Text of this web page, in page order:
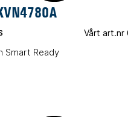
Vårt art.nr
Smart Ready